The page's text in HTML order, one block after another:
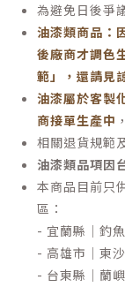
為避免日後爭
油漆類商品：
後廠商才調色
範」，還請見
油漆屬於客製
商接單生產中
相關退貨規範
油漆類品項因
本商品目前只
區：
- 宜蘭縣｜釣
- 高雄市｜東
- 台東縣｜蘭